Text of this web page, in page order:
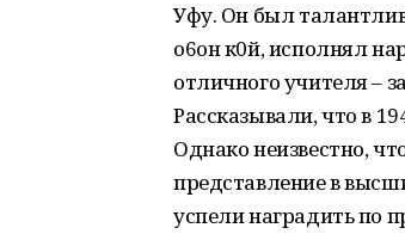
Уфу. Он был
о6он к0й, исполнял
отличного учителя –
Рассказывали, что в
Однако неизвестно,
представление в
успели наградить по